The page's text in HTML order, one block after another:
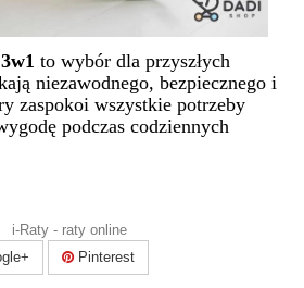
to wybór dla przyszłych
niezawodnego, bezpiecznego i
zaspokoi wszystkie potrzeby
podczas codziennych
Pinterest